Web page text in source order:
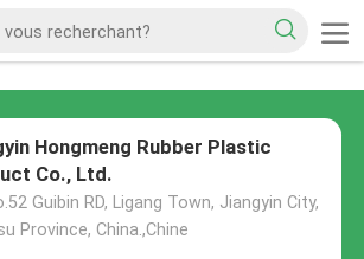
Hongmeng Rubber Plastic
Co., Ltd.
Guibin RD, Ligang Town, Jiangyin City,
Province, China.,Chine